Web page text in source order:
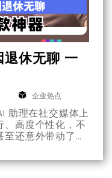
退休无聊 一
企业热点
助理在社交媒体上
、高度个性化，不
还意外带动了苹
Steinberger 的